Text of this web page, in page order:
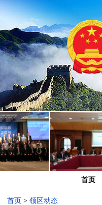
首页
首页 > 领区动态